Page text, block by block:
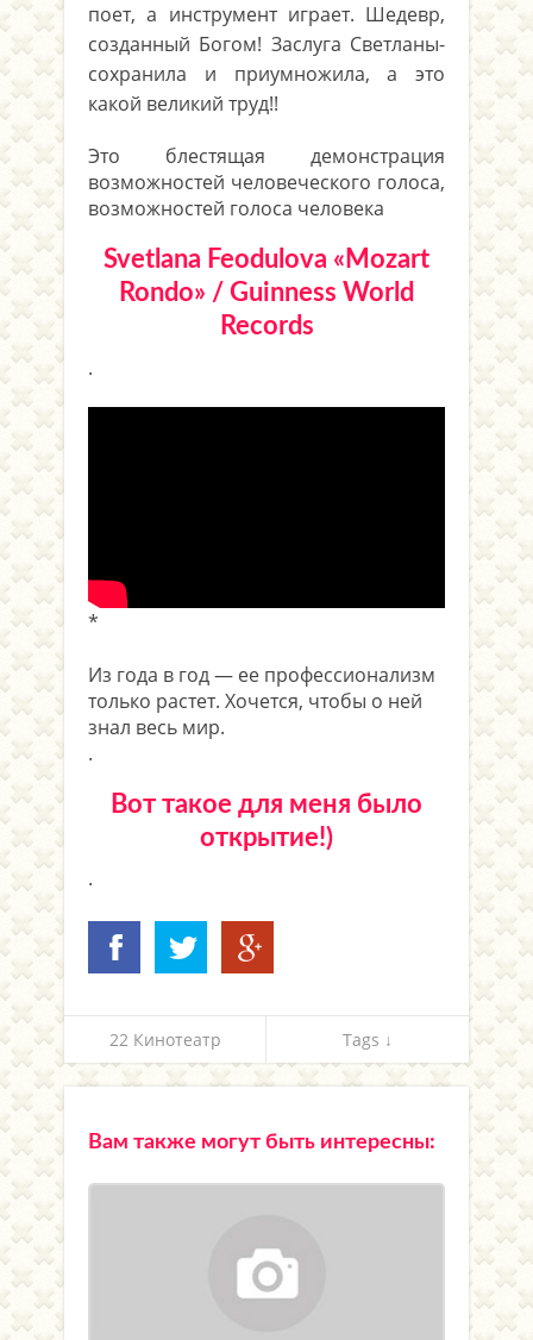
поет, а инструмент играет. Шедевр,
созданный Богом! Заслуга Светланы-
сохранила и приумножила, а это
какой великий труд!!
Это блестящая демонстрация
возможностей человеческого голоса,
возможностей голоса человека
Svetlana Feodulova «Mozart
Rondo» / Guinness World
Records
.
*
Из года в год — ее профессионализм
только растет. Хочется, чтобы о ней
знал весь мир.
.
Вот такое для меня было
открытие!)
.
22 Кинотеатр Tags ↓
Вам также могут быть интересны: